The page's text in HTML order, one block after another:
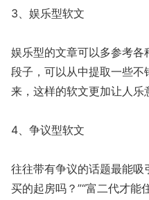
3、娱乐型软文
娱乐型的文章可以多参考
段子，可以从中提取一些
来，这样的软文更加让人乐
4、争议型软文
往往带有争议的话题最能吸
买的起房吗？”“富二代才能